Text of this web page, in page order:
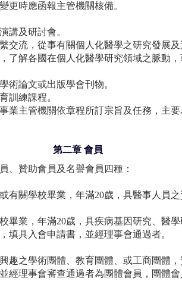
更時應函報主管機關核備。
講及研討會。
交流，從事有關個人化醫學之研究發展及
了解各國在個人化醫學研究領域之脈動
術論文或出版學會刊物。
訓練課程。
業主管機關依章程所訂宗旨及任務，主
第二章 會員
、贊助會員及名譽會員四種：
有關學校畢業，年滿20歲，具醫事人員
畢業，年滿20歲，具疾病基因研究、醫
填具入會申請書，並經理事會通過者。
趣之學術團體、教育團體、或工商團體
經理事會審查通過者為團體會員，團體